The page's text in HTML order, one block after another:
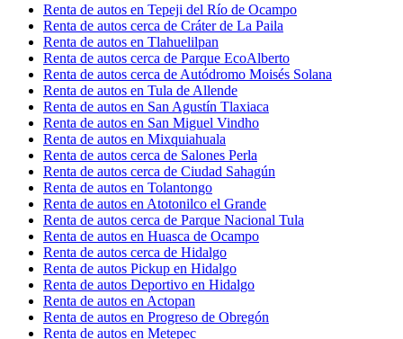
Renta de autos en Tepeji del Río de Ocampo
Renta de autos cerca de Cráter de La Paila
Renta de autos en Tlahuelilpan
Renta de autos cerca de Parque EcoAlberto
Renta de autos cerca de Autódromo Moisés Solana
Renta de autos en Tula de Allende
Renta de autos en San Agustín Tlaxiaca
Renta de autos en San Miguel Vindho
Renta de autos en Mixquiahuala
Renta de autos cerca de Salones Perla
Renta de autos cerca de Ciudad Sahagún
Renta de autos en Tolantongo
Renta de autos en Atotonilco el Grande
Renta de autos cerca de Parque Nacional Tula
Renta de autos en Huasca de Ocampo
Renta de autos cerca de Hidalgo
Renta de autos Pickup en Hidalgo
Renta de autos Deportivo en Hidalgo
Renta de autos en Actopan
Renta de autos en Progreso de Obregón
Renta de autos en Metepec